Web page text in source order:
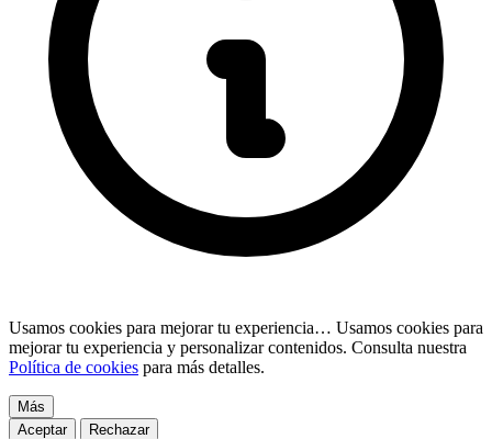
Usamos cookies para mejorar tu experiencia… Usamos cookies para
mejorar tu experiencia y personalizar contenidos. Consulta nuestra
Política de cookies para más detalles.
Más
Aceptar
Rechazar